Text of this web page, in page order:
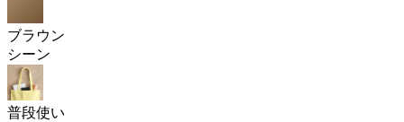
ブラウン
シーン
普段使い